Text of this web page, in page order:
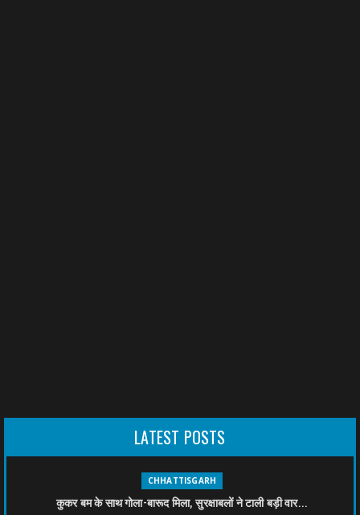
LATEST POSTS
CHHATTISGARH
कुकर बम के साथ गोला-बारूद मिला, सुरक्षाबलों ने टाली बड़ी वार...